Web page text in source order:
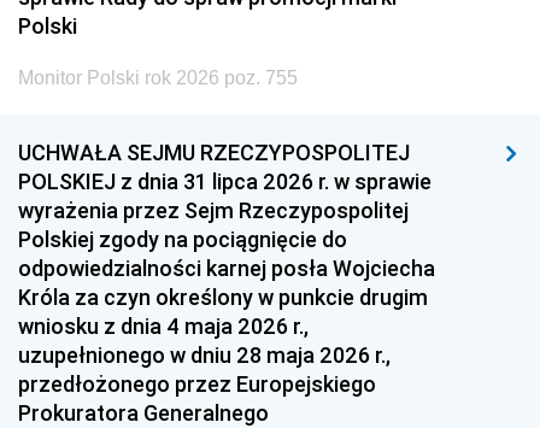
2005
1996 1995 1994
1993 1992 1991
1990 1989
1987 1986 1985
1984 1983
1981 1980 1979
1978 1977
Polski
Monitor Polski rok 2026 poz. 755
UCHWAŁA SEJMU RZECZYPOSPOLITEJ
POLSKIEJ z dnia 31 lipca 2026 r. w sprawie
wyrażenia przez Sejm Rzeczypospolitej
Polskiej zgody na pociągnięcie do
odpowiedzialności karnej posła Wojciecha
Króla za czyn określony w punkcie drugim
wniosku z dnia 4 maja 2026 r.,
uzupełnionego w dniu 28 maja 2026 r.,
przedłożonego przez Europejskiego
Prokuratora Generalnego